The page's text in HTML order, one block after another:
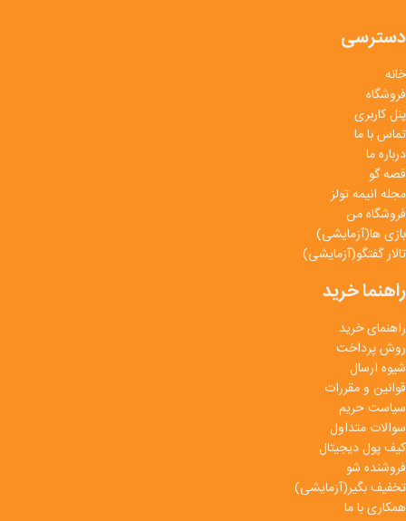
دسترسی
خانه
فروشگاه
پنل کاربری
تماس با ما
درباره ما
قصه گو
مجله انیمه تولز
فروشگاه من
بازی ها(آزمایشی)
تالار گفتگو(آزمایشی)
راهنما خرید
راهنمای خرید
روش پرداخت
شیوه ارسال
قوانین و مقررات
سیاست حریم
سوالات متداول
کیف پول دیجیتال
فروشنده شو
تخفیف بگیر(آزمایشی)
همکاری با ما